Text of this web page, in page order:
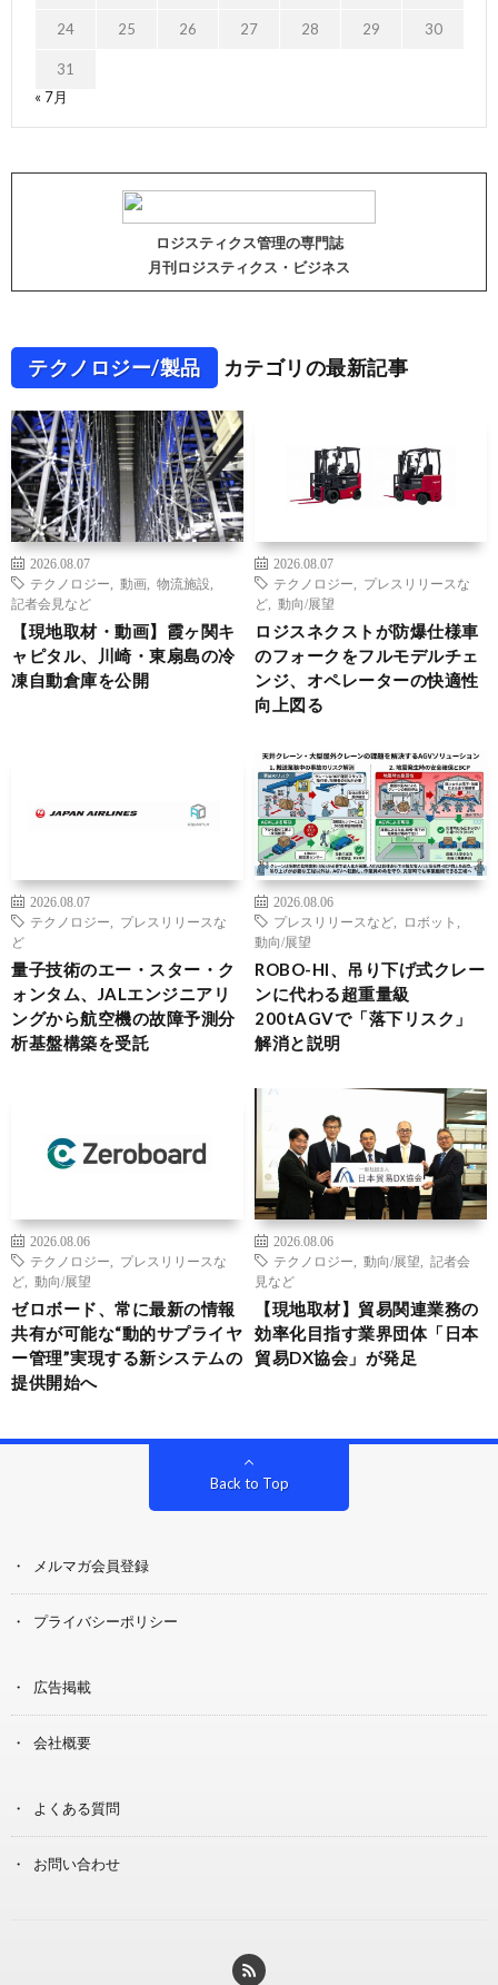
24 25 26 27 28 29 30
31
« 7月
ロジスティクス管理の専門誌
月刊ロジスティクス・ビジネス
テクノロジー/製品 カテゴリの最新記事
2026.08.07
テクノロジー
動画 物流施設
記者会見など
【現地取材・動画】霞ヶ関キ
ャピタル、川崎・東扇島の冷
凍自動倉庫を公開
2026.08.07
テクノロジー
プレスリリースな
ど
動向/展望
ロジスネクストが防爆仕様車
のフォークをフルモデルチェ
ンジ、オペレーターの快適性
向上図る
2026.08.07
テクノロジー
プレスリリースな
ど
量子技術のエー・スター・ク
ォンタム、JALエンジニアリ
ングから航空機の故障予測分
析基盤構築を受託
2026.08.06
プレスリリースなど
ロボット
動向/展望
ROBO-HI、吊り下げ式クレー
ンに代わる超重量級
200tAGVで「落下リスク」
解消と説明
2026.08.06
テクノロジー
プレスリリースな
ど
動向/展望
ゼロボード、常に最新の情報
共有が可能な“動的サプライヤ
ー管理”実現する新システムの
提供開始へ
2026.08.06
テクノロジー
動向/展望
記者会
見など
【現地取材】貿易関連業務の
効率化目指す業界団体「日本
貿易DX協会」が発足
Back to Top
メルマガ会員登録
プライバシーポリシー
広告掲載
会社概要
よくある質問
お問い合わせ